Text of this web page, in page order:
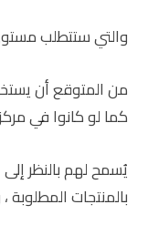
والتي ستتطلب
من المتوقع أن
كما لو كانوا في
يُسمح لهم بالنظر
بالمنتجات